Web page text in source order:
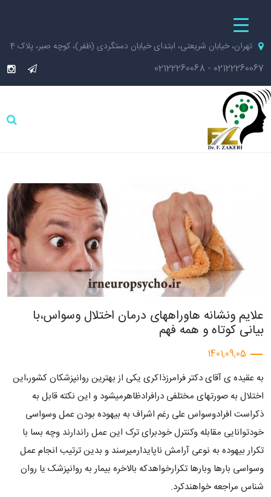
تهران، خیابان شریعتی، ابتدای خیابان دستگردی (ظفر)، کوچه صبر، پلاک 4
02122260067
-
02122260068
علایم ونشانه هاوراههای درمان اختلال وسواس،با
بیانی کوتاه و همه فهم
1401,09,05
به عقیده ی آقای دکتر فرامرزذاکری یکی از بهترین روانپزشکان کشور،این
اختلال به صورتهای مختلفی درافرادظاهرمیشود و این نکته قابل به
ذکراست افرادوسواس علی رغم اشراف به بیهوده بودن عمل وسواسی
خودتوانایی مقابله وکنترل خودبرای ترک این عمل راندارند وچه بسا با
تکرار بیهوده به نوعی آرامش ناپایدارمیرسند و بدین ترتیب انجام عمل
وسواسی بارها وبارها تکرارخواهدکه بالاخره بیمار به روانپزشک یا روان
شناس مراجعه خواهندکرد.